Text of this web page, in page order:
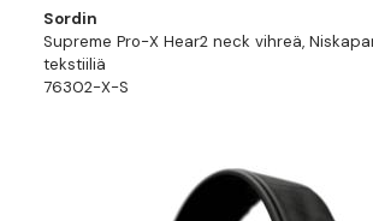
Sordin
Supreme Pro-X Hear2 neck vihreä,
tekstiiliä
76302-X-S